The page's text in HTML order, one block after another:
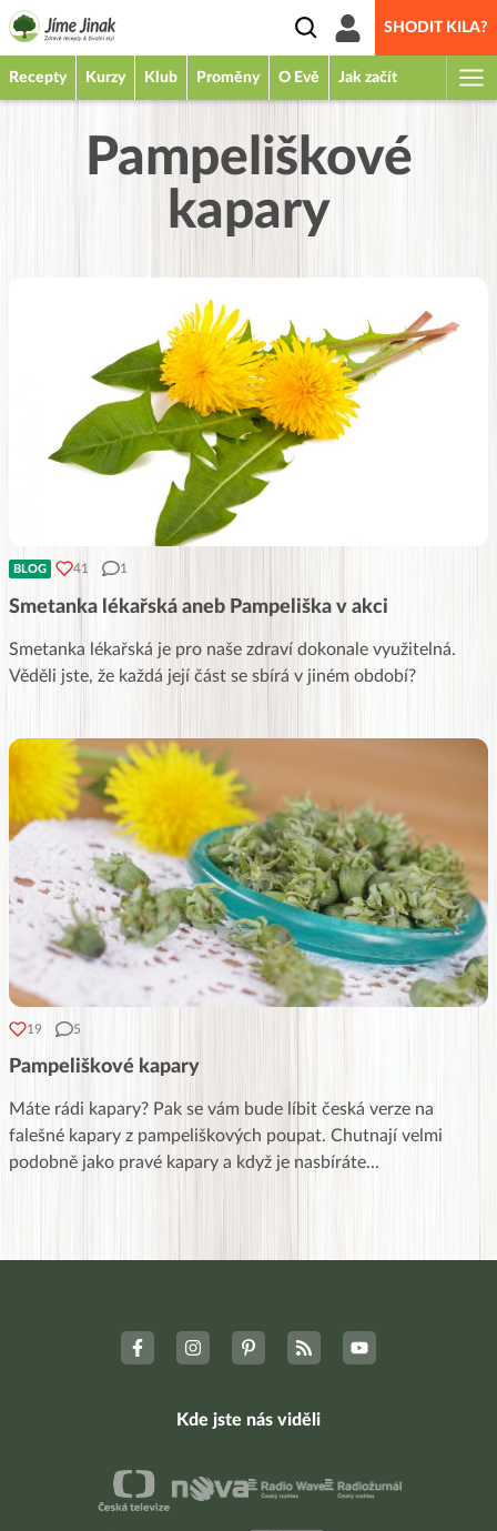
SHODIT KILA?
Recepty Kurzy Klub Proměny O Evě Jak začít
Pampeliškové
kapary
BLOG 41 1
Smetanka lékařská aneb Pampeliška v akci
Smetanka lékařská je pro naše zdraví dokonale využitelná.
Věděli jste, že každá její část se sbírá v jiném období?
19 5
Pampeliškové kapary
Máte rádi kapary? Pak se vám bude líbit česká verze na
falešné kapary z pampeliškových poupat. Chutnají velmi
podobně jako pravé kapary a když je nasbíráte...
Kde jste nás viděli